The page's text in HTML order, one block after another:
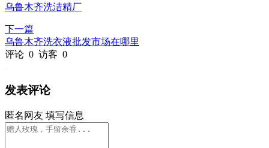
乌鲁木齐洗洁精厂
下一篇
乌鲁木齐洗衣液批发市场在哪里
评论 0 访客 0
发表评论
匿名网友 填写信息